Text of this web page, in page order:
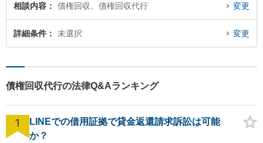
相談内容 債権回収、債権回収代行 変更
詳細条件 未選択 変更
債権回収代行の法律Q&Aランキング
1
LINEでの借用証拠で貸金返還請求訴訟は可能
か？